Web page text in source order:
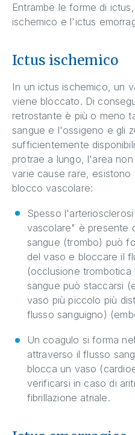
Entrambe le forme di
ischemico e l'ictus
Ictus ischemico
In un ictus ischemico, un
viene bloccato. Di
retrostante è più o meno
sangue e l'ossigeno e gli
sufficientemente
protrae a lungo, l'area
varie cause rare, esistono
blocco vascolare:
Spesso
vascolare" è presente
sangue (trombo) può
del vaso e bloccare il
(occlusione
sangue può staccarsi
vaso più piccolo più
flusso sanguigno)
Un coagulo si forma
attraverso il flusso
blocca un vaso
verificarsi in caso di
fibrillazione atriale.